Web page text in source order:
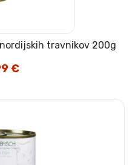
travnikov 200g
€